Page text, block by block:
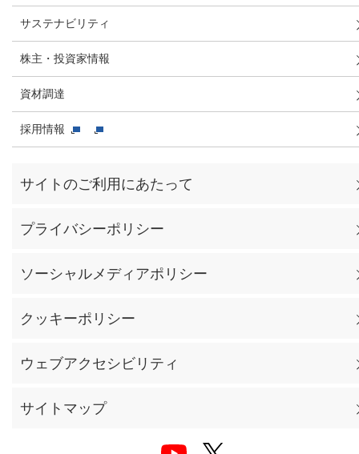
サステナビリティ
株主・投資家情報
資材調達
採用情報
サイトのご利用にあたって
プライバシーポリシー
ソーシャルメディアポリシー
クッキーポリシー
ウェブアクセシビリティ
サイトマップ